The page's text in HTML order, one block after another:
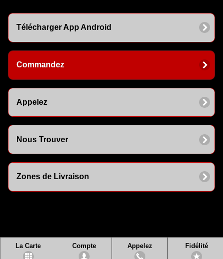
Télécharger App Android
Commandez
Appelez
Nous Trouver
Zones de Livraison
La Carte Compte Appelez Fidélité